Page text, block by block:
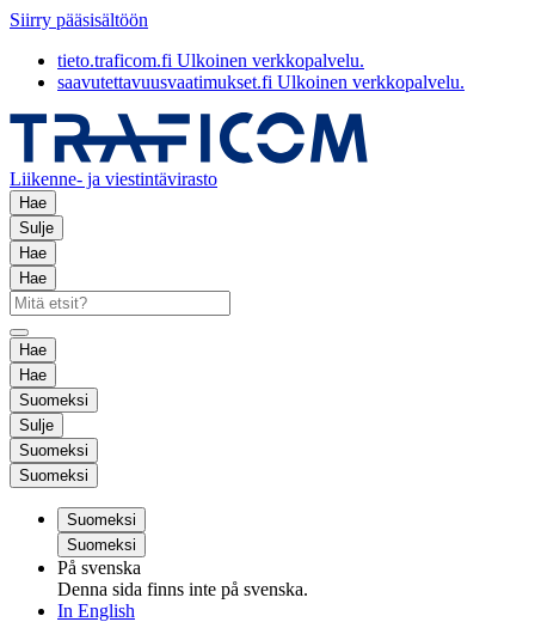
Siirry pääsisältöön
tieto.traficom.fi Ulkoinen verkkopalvelu.
saavutettavuusvaatimukset.fi Ulkoinen verkkopalvelu.
Liikenne- ja viestintävirasto
Hae
Sulje
Hae
Hae
Hae
Hae
Suomeksi
Sulje
Suomeksi
Suomeksi
Suomeksi
Suomeksi
På svenska
Denna sida finns inte på svenska.
In English